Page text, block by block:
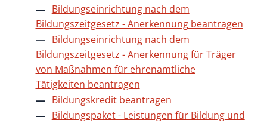
Bildungseinrichtung nach dem
Bildungszeitgesetz - Anerkennung beantragen
Bildungseinrichtung nach dem
Bildungszeitgesetz - Anerkennung für Träger
von Maßnahmen für ehrenamtliche
Tätigkeiten beantragen
Bildungskredit beantragen
Bildungspaket - Leistungen für Bildung und